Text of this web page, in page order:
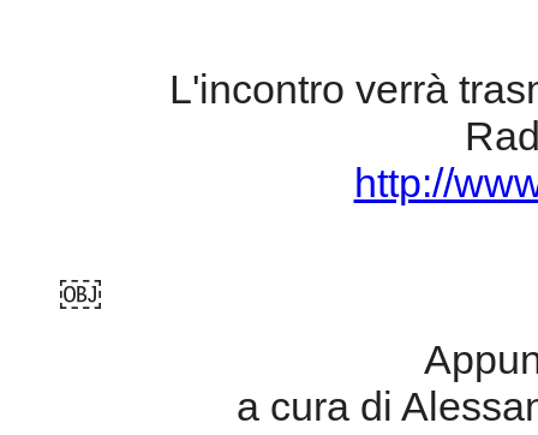
L'incontro verrà
http://
￼
a cura di